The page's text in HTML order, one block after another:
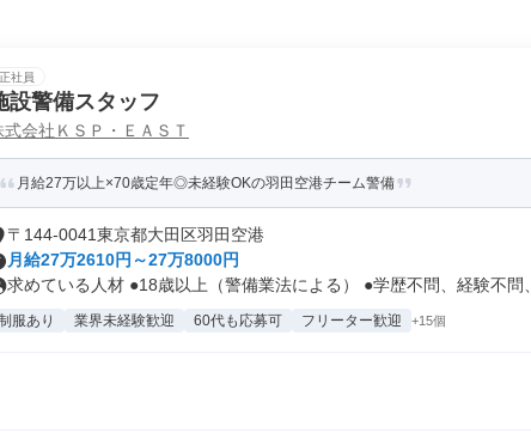
正社員
設警備スタッフ
式会社ＫＳＰ・ＥＡＳＴ
月給27万以上×70歳定年◎未経験OKの羽田空港チーム警備
〒144-0041東京都大田区羽田空港
月給27万2610円～27万8000円
求めている人材 ●18歳以上（警備業法による） ●学歴不問、経験不問
服あり 業界未経験歓迎 60代も応募可 フリーター歓迎 +15個